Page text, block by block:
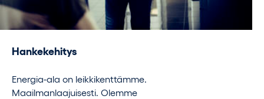
Hankekehitys
Energia-ala on leikkikenttämme.
Maailmanlaajuisesti. Olemme